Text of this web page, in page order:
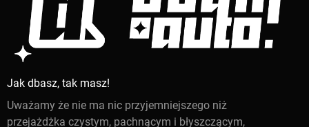
Jak dbasz, tak masz!
Uważamy że nie ma nic przyjemniejszego niż
przejażdżka czystym, pachnącym i błyszczącym,